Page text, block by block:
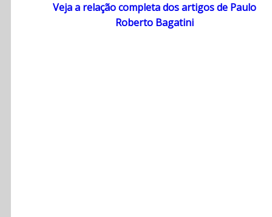
Veja a relação completa dos artigos de Paulo
Roberto Bagatini